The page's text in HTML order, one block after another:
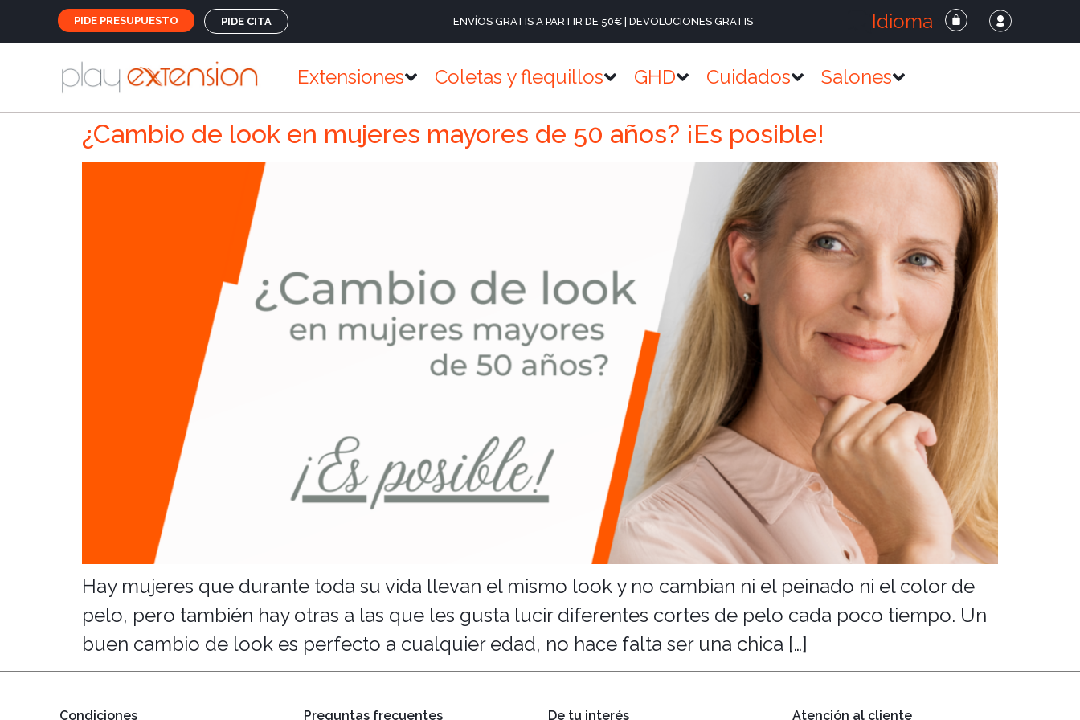
PIDE PRESUPUESTO PIDE CITA ENVÍOS GRATIS A PARTIR DE 50€ | DEVOLUCIONES GRATIS Idioma
Extensiones Coletas y flequillos GHD Cuidados Salones
¿Cambio de look en mujeres mayores de 50 años? ¡Es posible!
Hay mujeres que durante toda su vida llevan el mismo look y no cambian ni el peinado ni el color de
pelo, pero también hay otras a las que les gusta lucir diferentes cortes de pelo cada poco tiempo. Un
buen cambio de look es perfecto a cualquier edad, no hace falta ser una chica […]
Condiciones Preguntas frecuentes De tu interés Atención al cliente